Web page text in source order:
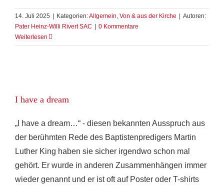
14. Juli 2025 | Kategorien:Allgemein, Von & aus der Kirche | Autoren:
Pater Heinz-Willi Rivert SAC | 0 Kommentare
Weiterlesen
I have a dream
„I have a dream…“ - diesen bekannten Ausspruch aus
der berühmten Rede des Baptistenpredigers Martin
Luther King haben sie sicher irgendwo schon mal
gehört. Er wurde in anderen Zusammenhängen immer
wieder genannt und er ist oft auf Poster oder T-shirts